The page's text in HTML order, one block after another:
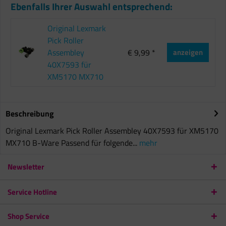
Ebenfalls Ihrer Auswahl entsprechend:
Original Lexmark
Pick Roller
Assembley
40X7593 für
XM5170 MX710
€ 9,99 * anzeigen
Beschreibung
Original Lexmark Pick Roller Assembley 40X7593 für XM5170
MX710 B-Ware Passend für folgende... mehr
Newsletter
Service Hotline
Shop Service